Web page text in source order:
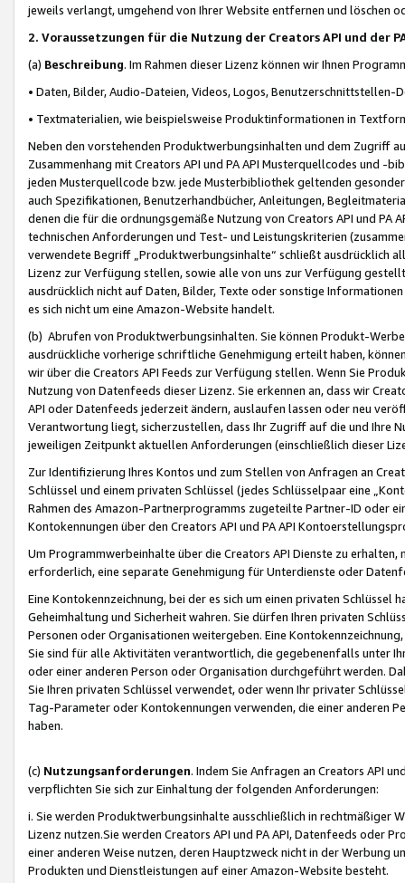
jeweils verlangt, umgehend von Ihrer Website entfernen und löschen
2. Voraussetzungen für die Nutzung der Creators API und der
(a) Beschreibung. Im Rahmen dieser Lizenz können wir Ihnen
• Daten, Bilder, Audio-Dateien, Videos, Logos, Benutzerschnittstellen-
• Textmaterialien, wie beispielsweise Produktinformationen in
Neben den vorstehenden Produktwerbungsinhalten und dem Zugriff
Zusammenhang mit Creators API und PA API Musterquellcodes und
jeden Musterquellcode bzw. jede Musterbibliothek geltenden
auch Spezifikationen, Benutzerhandbücher, Anleitungen,
denen die für die ordnungsgemäße Nutzung von Creators API und PA
technischen Anforderungen und Test- und Leistungskriterien
verwendete Begriff „Produktwerbungsinhalte“ schließt ausdrücklich
Lizenz zur Verfügung stellen, sowie alle von uns zur Verfügung
ausdrücklich nicht auf Daten, Bilder, Texte oder sonstige
es sich nicht um eine Amazon-Website handelt.
(b) Abrufen von Produktwerbungsinhalten. Sie können Produkt-
ausdrückliche vorherige schriftliche Genehmigung erteilt haben,
wir über die Creators API Feeds zur Verfügung stellen. Wenn Sie
Nutzung von Datenfeeds dieser Lizenz. Sie erkennen an, dass wir
API oder Datenfeeds jederzeit ändern, auslaufen lassen oder neu
Verantwortung liegt, sicherzustellen, dass Ihr Zugriff auf die und Ihre
jeweiligen Zeitpunkt aktuellen Anforderungen (einschließlich dieser
Zur Identifizierung Ihres Kontos und zum Stellen von Anfragen an
Schlüssel und einem privaten Schlüssel (jedes Schlüsselpaar eine
Rahmen des Amazon-Partnerprogramms zugeteilte Partner-ID oder
Kontokennungen über den Creators API und PA API
Um Programmwerbeinhalte über die Creators API Dienste zu
erforderlich, eine separate Genehmigung für Unterdienste oder
Eine Kontokennzeichnung, bei der es sich um einen privaten
Geheimhaltung und Sicherheit wahren. Sie dürfen Ihren privaten
Personen oder Organisationen weitergeben. Eine
Sie sind für alle Aktivitäten verantwortlich, die gegebenenfalls unter
oder einer anderen Person oder Organisation durchgeführt werden.
Sie Ihren privaten Schlüssel verwendet, oder wenn Ihr privater
Tag-Parameter oder Kontokennungen verwenden, die einer anderen
haben.
(c) Nutzungsanforderungen. Indem Sie Anfragen an Creators API
verpflichten Sie sich zur Einhaltung der folgenden Anforderungen:
i. Sie werden Produktwerbungsinhalte ausschließlich in rechtmäßiger
Lizenz nutzen.Sie werden Creators API und PA API, Datenfeeds oder
einer anderen Weise nutzen, deren Hauptzweck nicht in der Werbung
Produkten und Dienstleistungen auf einer Amazon-Website besteht.